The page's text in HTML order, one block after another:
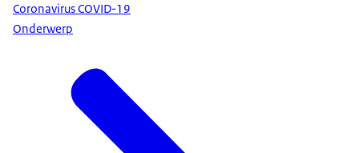
Coronavirus COVID-19
Onderwerp